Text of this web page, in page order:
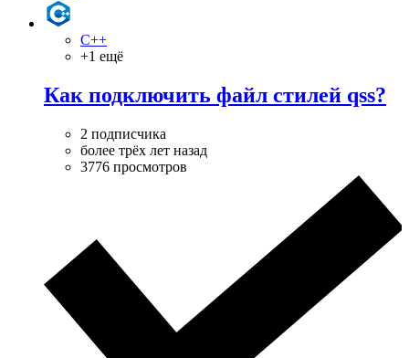
C++
+1 ещё
Как подключить файл стилей qss?
2 подписчика
более трёх лет назад
3776 просмотров